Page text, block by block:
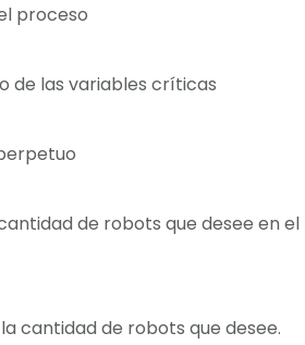
proceso
de las variables críticas
de robots que desee en el
cantidad de robots que desee.